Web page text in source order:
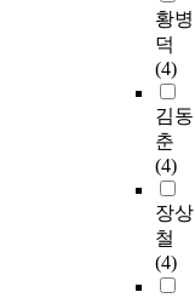
황병
덕
(4)
김동
춘
(4)
장상
철
(4)